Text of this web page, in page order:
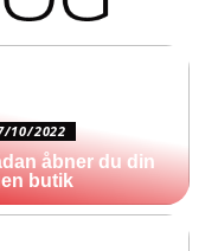
10/2022
åbner du din
butik